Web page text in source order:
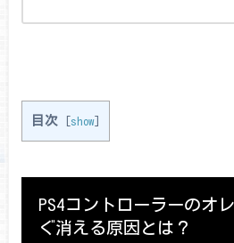
目次 show]
PS4コントローラーのオ
ぐ消える原因とは？